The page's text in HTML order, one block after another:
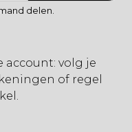
delen.
account: volg je
of regel